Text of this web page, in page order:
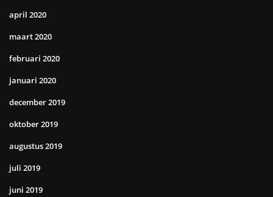
april 2020
maart 2020
februari 2020
januari 2020
december 2019
oktober 2019
augustus 2019
juli 2019
juni 2019